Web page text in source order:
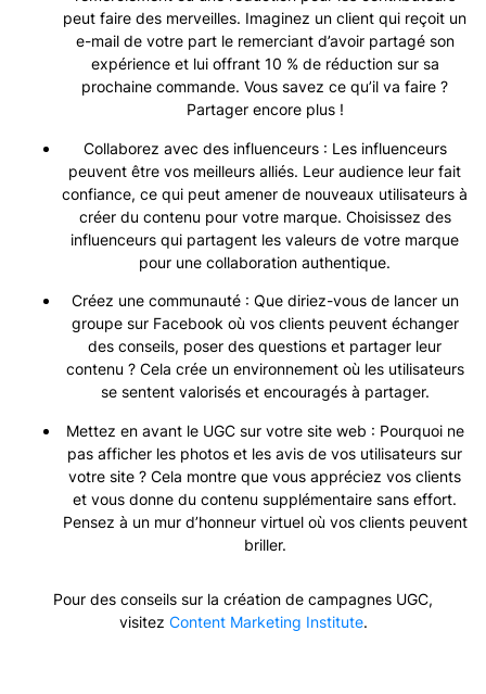
peut faire des merveilles. Imaginez un client qui reçoit un
e-mail de votre part le remerciant d’avoir partagé son
expérience et lui offrant 10 % de réduction sur sa
prochaine commande. Vous savez ce qu’il va faire ?
Partager encore plus !
Collaborez avec des influenceurs : Les influenceurs
peuvent être vos meilleurs alliés. Leur audience leur fait
confiance, ce qui peut amener de nouveaux utilisateurs à
créer du contenu pour votre marque. Choisissez des
influenceurs qui partagent les valeurs de votre marque
pour une collaboration authentique.
Créez une communauté : Que diriez-vous de lancer un
groupe sur Facebook où vos clients peuvent échanger
des conseils, poser des questions et partager leur
contenu ? Cela crée un environnement où les utilisateurs
se sentent valorisés et encouragés à partager.
Mettez en avant le UGC sur votre site web : Pourquoi ne
pas afficher les photos et les avis de vos utilisateurs sur
votre site ? Cela montre que vous appréciez vos clients
et vous donne du contenu supplémentaire sans effort.
Pensez à un mur d’honneur virtuel où vos clients peuvent
briller.
Pour des conseils sur la création de campagnes UGC,
visitez Content Marketing Institute.